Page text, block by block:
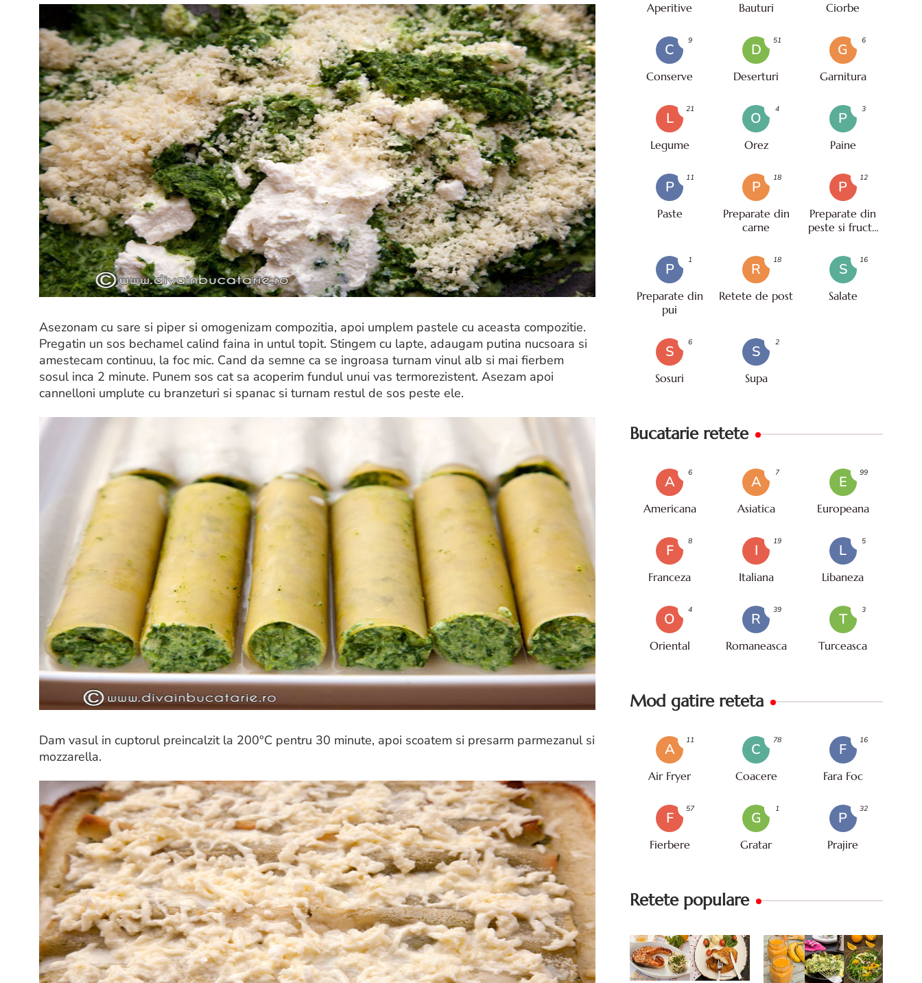
Asezonam cu sare si piper si omogenizam compozitia, apoi umplem pastele cu aceasta compozitie.
Pregatin un sos bechamel calind faina in untul topit. Stingem cu lapte, adaugam putina nucsoara si
amestecam continuu, la foc mic. Cand da semne ca se ingroasa turnam vinul alb si mai fierbem
sosul inca 2 minute. Punem sos cat sa acoperim fundul unui vas termorezistent. Asezam apoi
cannelloni umplute cu branzeturi si spanac si turnam restul de sos peste ele.
Dam vasul in cuptorul preincalzit la 200°C pentru 30 minute, apoi scoatem si presarm parmezanul si
mozzarella.
Aperitive Bauturi Ciorbe
C
Conserve
9
D
Deserturi
51
G
Garnitura
6
L
Legume
21
O
Orez
4
P
Paine
3
P
Paste
11
P
Preparate din
carne
18
P
Preparate din
peste si fructe
12
P
Preparate din
pui
1
R
Retete de post
18
S
Salate
16
S
Sosuri
6
S
Supa
2
Bucatarie retete
A
Americana
6
A
Asiatica
7
E
Europeana
99
F
Franceza
8
I
Italiana
19
L
Libaneza
5
O
Oriental
4
R
Romaneasca
39
T
Turceasca
3
Mod gatire reteta
A
Air Fryer
11
C
Coacere
78
F
Fara Foc
16
F
Fierbere
57
G
Gratar
1
P
Prajire
32
Retete populare